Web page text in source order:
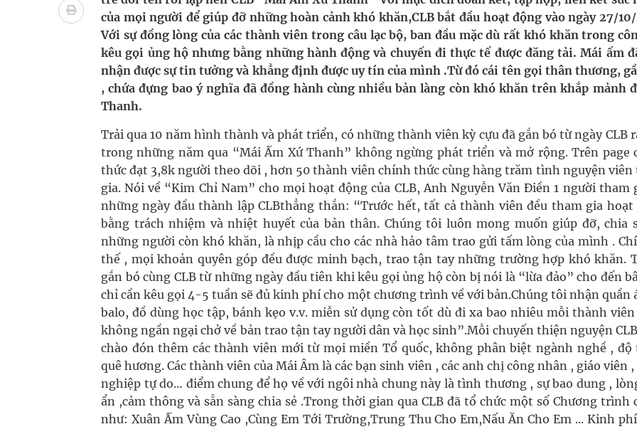
Tác Dụng Chống Kết Tập Tiểu Cầu Và Chống Đông Máu Của Các Loài Nhân Sâm (Panax Spp.): Tổng
Quan Bằng Chứng Dược Lý Và Cơ Chế Phân Tử
Xây dựng bản đồ mạng lưới cấp cứu ngoại viện toàn quốc
Dự báo thời tiết ngày 08/8/2026: Bắc Bộ nắng nóng, nhiệt độ cao nhất 35 độ
Đắk Lắk: Đẩy nhanh tiến độ khám sức khỏe định kỳ, khám sàng lọc cho người dân
của mọi người để giúp đỡ những hoàn cảnh khó khăn,CLB bắt đầu hoạt động vào ngày 27/10/
Với sự đồng lòng của các thành viên trong câu lạc bộ, ban đầu mặc dù rất khó khăn trong
kêu gọi ủng hộ nhưng bằng những hành động và chuyến đi thực tế được đăng tải. Mái ấm
nhận được sự tin tưởng và khẳng định được uy tín của mình .Từ đó cái tên gọi thân thương,
, chứa đựng bao ý nghĩa đã đồng hành cùng nhiều bản làng còn khó khăn trên khắp mảnh
Thanh.
Trải qua 10 năm hình thành và phát triển, có những thành viên kỳ cựu đã gắn bó từ ngày CLB
trong những năm qua “Mái Ấm Xứ Thanh” không ngừng phát triển và mở rộng. Trên page
thức đạt 3,8k người theo dõi , hơn 50 thành viên chính thức cùng hàng trăm tình nguyện viên
gia. Nói về “Kim Chỉ Nam” cho mọi hoạt động của CLB, Anh Nguyễn Văn Điền 1 người tham
những ngày đầu thành lập CLBthẳng thắn: “Trước hết, tất cả thành viên đều tham gia hoạt
bằng trách nhiệm và nhiệt huyết của bản thân. Chúng tôi luôn mong muốn giúp đỡ, chia
những người còn khó khăn, là nhịp cầu cho các nhà hảo tâm trao gửi tấm lòng của mình .
thế , mọi khoản quyên góp đều được minh bạch, trao tận tay những trường hợp khó khăn.
gắn bó cùng CLB từ những ngày đầu tiên khi kêu gọi ủng hộ còn bị nói là “lừa đảo” cho đến
chỉ cần kêu gọi 4-5 tuần sẽ đủ kinh phí cho một chương trình về với bản.Chúng tôi nhận quần
balo, đồ dùng học tập, bánh kẹo v.v. miễn sử dụng còn tốt dù đi xa bao nhiêu mỗi thành
không ngần ngại chở về bản trao tận tay người dân và học sinh”.Mỗi chuyến thiện nguyện
chào đón thêm các thành viên mới từ mọi miền Tổ quốc, không phân biệt ngành nghề , độ
quê hương. Các thành viên của Mái Âm là các bạn sinh viên , các anh chị công nhân , giáo viên
nghiệp tự do… điểm chung để họ về với ngôi nhà chung này là tình thương , sự bao dung ,
ẩn ,cảm thông và sẵn sàng chia sẻ .Trong thời gian qua CLB đã tổ chức một số Chương trình
như: Xuân Ấm Vùng Cao ,Cùng Em Tới Trường,Trung Thu Cho Em,Nấu Ăn Cho Em ... Kinh